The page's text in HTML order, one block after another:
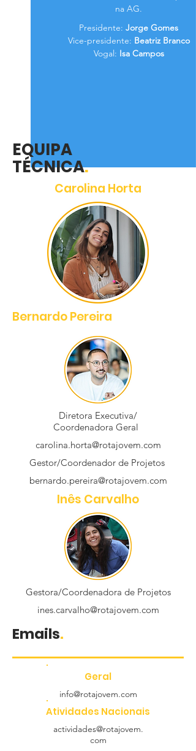
na AG.
Presidente: Jorge Gomes
Vice-presidente: Beatriz Branco
Vogal: Isa Campos
EQUIPA
TÉCNICA.
Carolina Horta
Bernardo Pereira
Diretora Executiva/
Coordenadora Geral
carolina.horta@rotajovem.com
Gestor/Coordenador de Projetos
bernardo.pereira@rotajovem.com
Inês Carvalho
Gestora/Coordenadora de Projetos
ines.carvalho@rotajovem.com
Emails.
Geral
info@rotajovem.com
Atividades Nacionais
actividades@rotajovem.
com